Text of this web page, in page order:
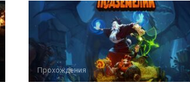
Прохождения